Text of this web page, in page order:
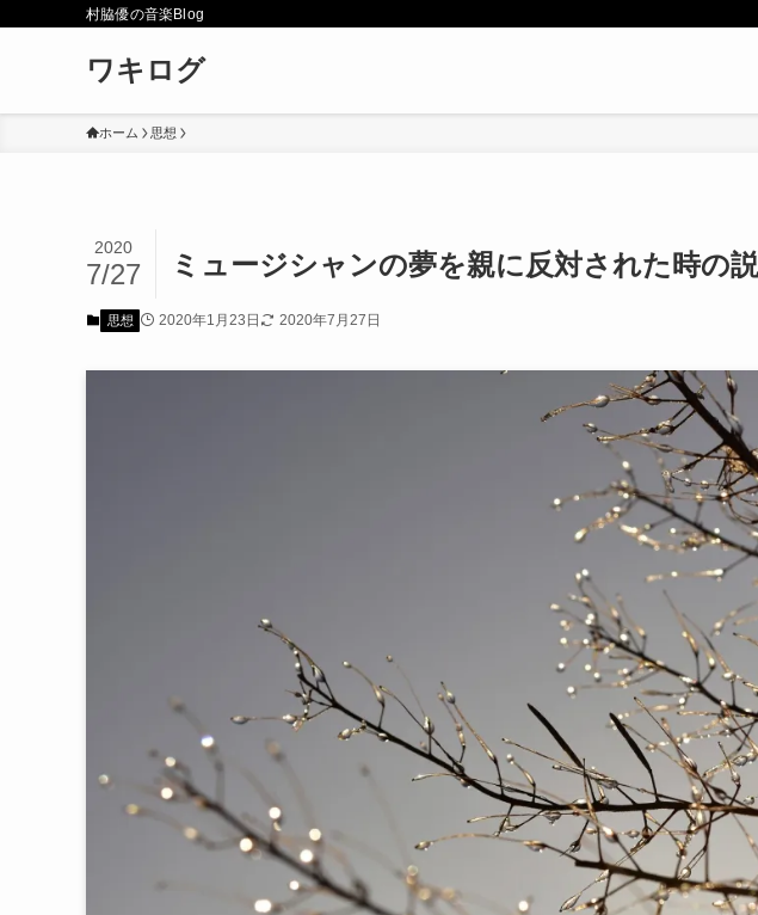
村脇優の音楽Blog
ワキログ
ホーム 思想
ミュージシャンの夢を親に反対された時の
2020
7/27
思想 2020年1月23日 2020年7月27日